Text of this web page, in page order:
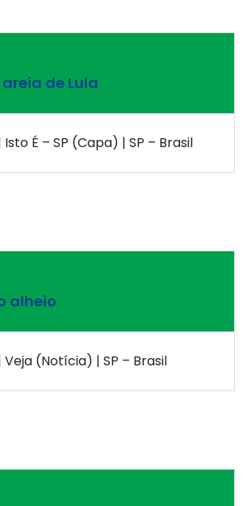
de Lula
É – SP (Capa) | SP – Brasil
alheio
Veja (Notícia) | SP – Brasil